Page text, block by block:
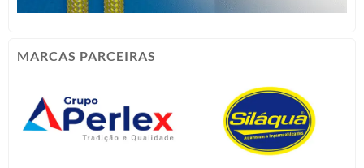
MARCAS PARCEIRAS